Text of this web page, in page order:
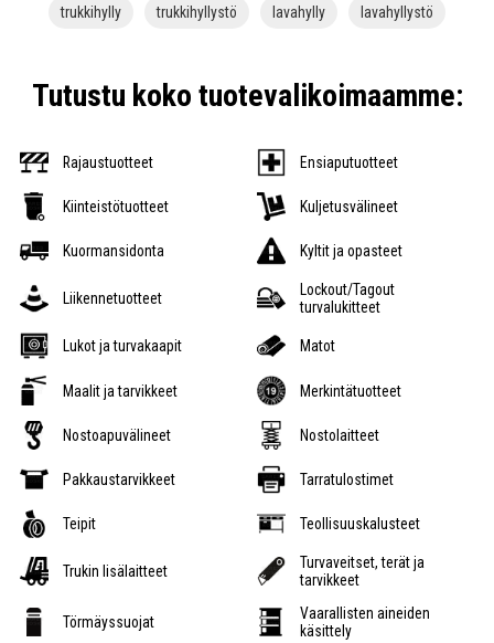
trukkihylly trukkihyllystö lavahylly lavahyllystö
Tutustu koko tuotevalikoimaamme:
Rajaustuotteet Ensiaputuotteet
Kiinteistötuotteet Kuljetusvälineet
Kuormansidonta Kyltit ja opasteet
Liikennetuotteet
Lockout/Tagout
turvalukitteet
Lukot ja turvakaapit Matot
Maalit ja tarvikkeet Merkintätuotteet
Nostoapuvälineet Nostolaitteet
Pakkaustarvikkeet Tarratulostimet
Teipit Teollisuuskalusteet
Trukin lisälaitteet
Turvaveitset, terät ja
tarvikkeet
Törmäyssuojat
Vaarallisten aineiden
käsittely